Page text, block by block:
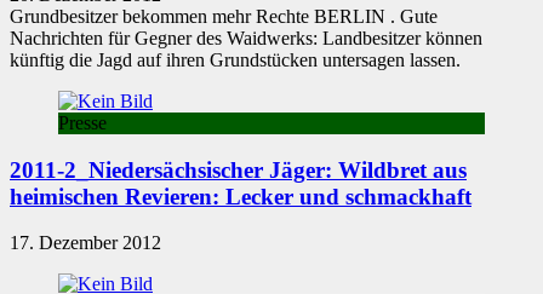
Grundbesitzer bekommen mehr Rechte BERLIN . Gute
Nachrichten für Gegner des Waidwerks: Landbesitzer können
künftig die Jagd auf ihren Grundstücken untersagen lassen.
Presse
2011-2_Niedersächsischer Jäger: Wildbret aus
heimischen Revieren: Lecker und schmackhaft
17. Dezember 2012